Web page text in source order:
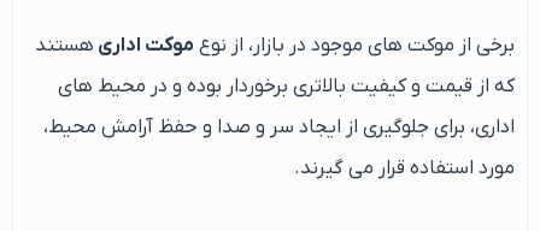
برخی از موکت های موجود در بازار، از نوع موکت اداری هستند
که از قیمت و کیفیت بالاتری برخوردار بوده و در محیط های
اداری، برای جلوگیری از ایجاد سر و صدا و حفظ آرامش محیط،
مورد استفاده قرار می گیرند.